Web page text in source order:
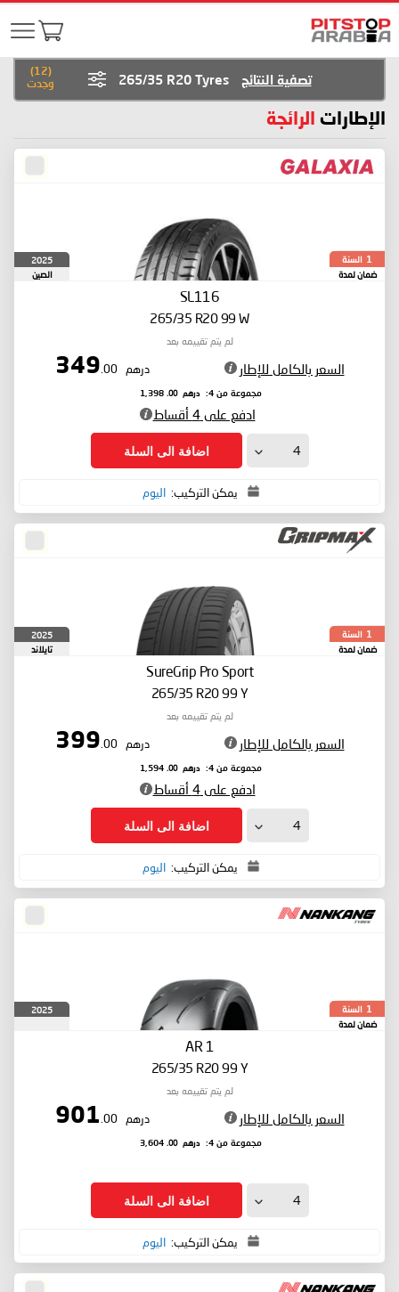
(
12
)
وجدت
تصفية النتائج 265/35 R20 Tyres
الإطارات الرائجة
1 السنة
ضمان لمدة
2025
الصين
SL116
265/35 R20 99 W
لم يتم تقييمه بعد
السعر بالكامل للإطار درهم 349
.00
مجموعة من 4: درهم 1,398
.00
ادفع على 4 أقساط
اضافة الى السلة
يمكن التركيب: اليوم
1 السنة
ضمان لمدة
2025
تايلاند
SureGrip Pro Sport
265/35 R20 99 Y
لم يتم تقييمه بعد
السعر بالكامل للإطار درهم 399
.00
مجموعة من 4: درهم 1,594
.00
ادفع على 4 أقساط
اضافة الى السلة
يمكن التركيب: اليوم
1 السنة
ضمان لمدة
2025
AR 1
265/35 R20 99 Y
لم يتم تقييمه بعد
السعر بالكامل للإطار درهم 901
.00
مجموعة من 4: درهم 3,604
.00
اضافة الى السلة
يمكن التركيب: اليوم